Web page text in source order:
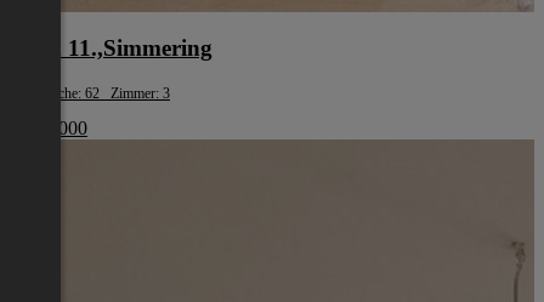
Wien 11.,Simmering
Wohnfläche: 62 Zimmer: 3
€ 179 000